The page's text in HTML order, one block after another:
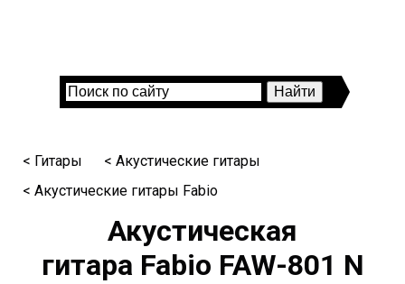
< Гитары
< Акустические гитары
< Акустические гитары Fabio
Акустическая
гитара Fabio FAW-801 N